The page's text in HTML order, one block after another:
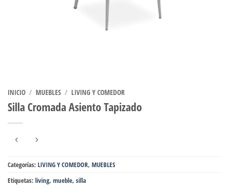
INICIO / MUEBLES / LIVING Y COMEDOR
Silla Cromada Asiento Tapizado
Categorías: LIVING Y COMEDOR, MUEBLES
Etiquetas: living, mueble, silla